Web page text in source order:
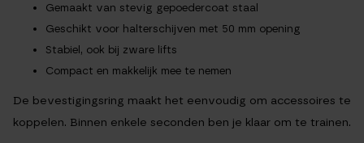
Gemaakt van stevig gepoedercoat staal
Geschikt voor halterschijven met 50 mm opening
Stabiel, ook bij zware lifts
Compact en makkelijk mee te nemen
De bevestigingsring maakt het eenvoudig om accessoires te
koppelen. Binnen enkele seconden ben je klaar om te trainen.